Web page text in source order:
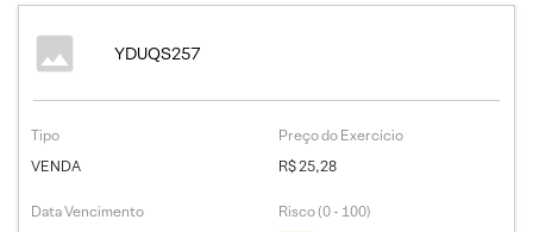
YDUQS257
Tipo
VENDA
Preço do Exercício
R$ 25,28
Data Vencimento
Risco (0 - 100)